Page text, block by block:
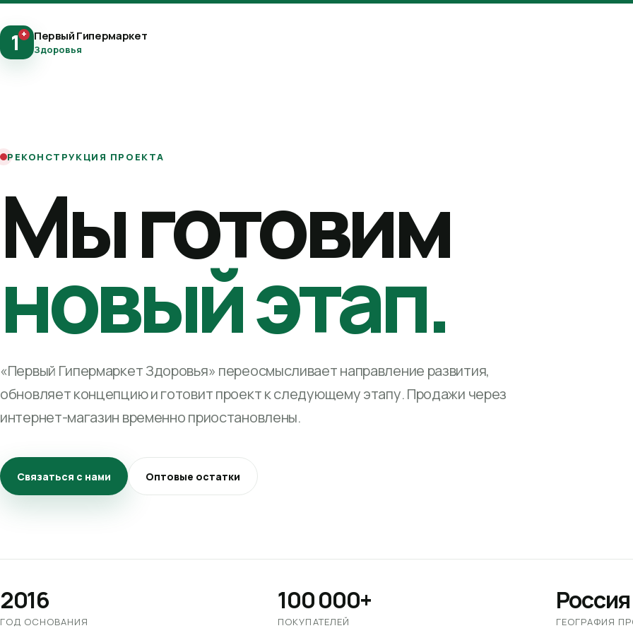
1+ Первый Гипермаркет
Здоровья
РЕКОНСТРУКЦИЯ ПРОЕКТА
Мы готовим
новый этап.
«Первый Гипермаркет Здоровья» переосмысливает направление развития,
обновляет концепцию и готовит проект к следующему этапу. Продажи через
интернет-магазин временно приостановлены.
Связаться с нами Оптовые остатки
2016
ГОД ОСНОВАНИЯ
100 000+
ПОКУПАТЕЛЕЙ
Россия
ГЕОГРАФИЯ